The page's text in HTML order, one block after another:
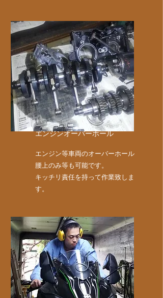
エンジンオーバーホール
エンジン等車両のオーバーホール
腰上のみ等も可能です。
​キッチリ責任を持って作業致しま
す。